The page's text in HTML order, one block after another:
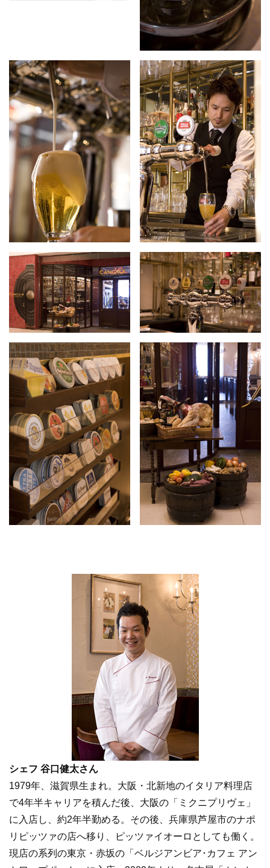
シェフ 谷口健太さん
1979年、滋賀県生まれ。大阪・北新地のイタリア料理店
で4年半キャリアを積んだ後、大阪の「ミクニプリヴェ」
に入店し、約2年半勤める。その後、兵庫県芦屋市のナポ
リピッツァの店へ移り、ピッツァイオーロとしても働く。
現店の系列の東京・赤坂の「ベルジアンビア･カフェ アン